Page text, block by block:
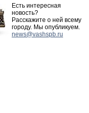
Есть интересная
новость?
Расскажите о ней всему
городу. Мы опубликуем.
news@vashspb.ru